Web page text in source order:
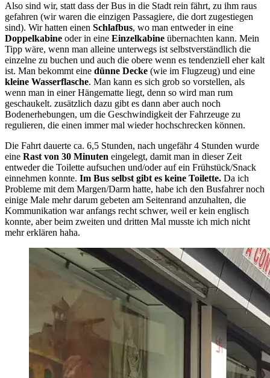
Also sind wir, statt dass der Bus in die Stadt rein fährt, zu ihm raus
gefahren (wir waren die einzigen Passagiere, die dort zugestiegen
sind). Wir hatten einen Schlafbus, wo man entweder in eine
Doppelkabine oder in eine Einzelkabine übernachten kann. Mein
Tipp wäre, wenn man alleine unterwegs ist selbstverständlich die
einzelne zu buchen und auch die obere wenn es tendenziell eher kalt
ist. Man bekommt eine dünne Decke (wie im Flugzeug) und eine
kleine Wasserflasche. Man kann es sich grob so vorstellen, als
wenn man in einer Hängematte liegt, denn so wird man rum
geschaukelt. zusätzlich dazu gibt es dann aber auch noch
Bodenerhebungen, um die Geschwindigkeit der Fahrzeuge zu
regulieren, die einen immer mal wieder hochschrecken können.
Die Fahrt dauerte ca. 6,5 Stunden, nach ungefähr 4 Stunden wurde
eine Rast von 30 Minuten eingelegt, damit man in dieser Zeit
entweder die Toilette aufsuchen und/oder auf ein Frühstück/Snack
einnehmen konnte. Im Bus selbst gibt es keine Toilette. Da ich
Probleme mit dem Margen/Darm hatte, habe ich den Busfahrer noch
einige Male mehr darum gebeten am Seitenrand anzuhalten, die
Kommunikation war anfangs recht schwer, weil er kein englisch
konnte, aber beim zweiten und dritten Mal musste ich mich nicht
mehr erklären haha.